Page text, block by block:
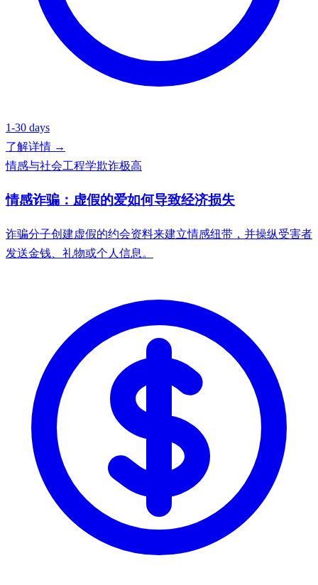
1-30 days
了解详情 →
情感与社会工程学欺诈极高
情感诈骗：虚假的爱如何导致经济损失
诈骗分子创建虚假的约会资料来建立情感纽带，并操纵受害者
发送金钱、礼物或个人信息。